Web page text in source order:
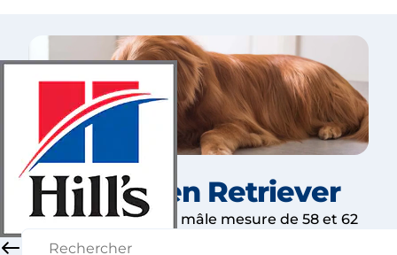
Le Golden Retriever
Le golden retriever mâle mesure de 58 et 62
cm de haut au garrot et pèse de 29 à 32 kg.